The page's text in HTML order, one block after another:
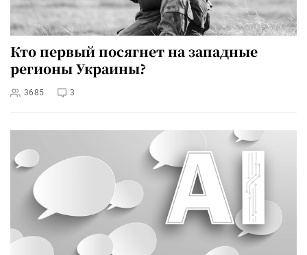
Кто первый посягнет на западные
регионы Украины?
3685 3